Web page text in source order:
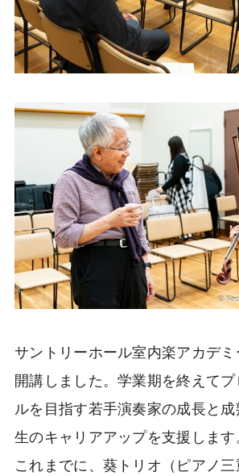
サントリーホール室内楽アカデ
開講しました。学業期を終えて
ルを目指す若手演奏家の成長と
生のキャリアアップを支援します
これまでに、葵トリオ（ピアノ三